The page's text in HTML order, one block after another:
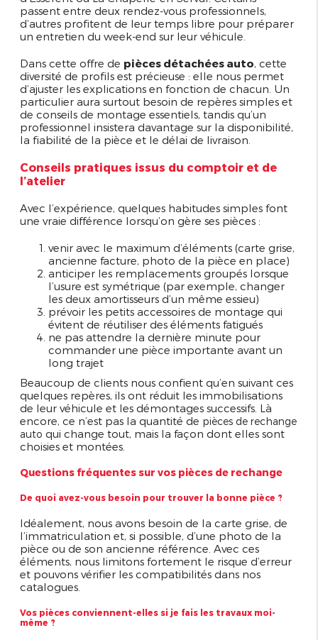
passent entre deux rendez-vous professionnels,
d’autres profitent de leur temps libre pour préparer
un entretien du week-end sur leur véhicule.
Dans cette offre de pièces détachées auto, cette
diversité de profils est précieuse : elle nous permet
d’ajuster les explications en fonction de chacun. Un
particulier aura surtout besoin de repères simples et
de conseils de montage essentiels, tandis qu’un
professionnel insistera davantage sur la disponibilité,
la fiabilité de la pièce et le délai de livraison.
Conseils pratiques issus du comptoir et de
l’atelier
Avec l’expérience, quelques habitudes simples font
une vraie différence lorsqu’on gère ses pièces :
venir avec le maximum d’éléments (carte grise,
ancienne facture, photo de la pièce en place)
anticiper les remplacements groupés lorsque
l’usure est symétrique (par exemple, changer
les deux amortisseurs d’un même essieu)
prévoir les petits accessoires de montage qui
évitent de réutiliser des éléments fatigués
ne pas attendre la dernière minute pour
commander une pièce importante avant un
long trajet
Beaucoup de clients nous confient qu’en suivant ces
quelques repères, ils ont réduit les immobilisations
de leur véhicule et les démontages successifs. Là
encore, ce n’est pas la quantité de pièces de rechange
auto qui change tout, mais la façon dont elles sont
choisies et montées.
Questions fréquentes sur vos pièces de rechange
De quoi avez-vous besoin pour trouver la bonne pièce ?
Idéalement, nous avons besoin de la carte grise, de
l’immatriculation et, si possible, d’une photo de la
pièce ou de son ancienne référence. Avec ces
éléments, nous limitons fortement le risque d’erreur
et pouvons vérifier les compatibilités dans nos
catalogues.
Vos pièces conviennent-elles si je fais les travaux moi-
même ?